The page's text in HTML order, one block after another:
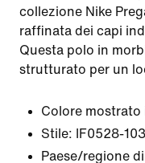
collezione Nike
raffinata dei capi
Questa polo in
strutturato per un
Colore mostrato
Stile:
IF0528-103
Paese/regione